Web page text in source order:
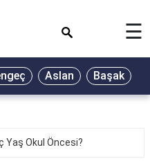
☰
Aslan Başak
Yaş Okul Öncesi?